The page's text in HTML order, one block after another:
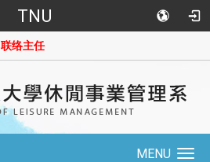
TNU
联络主任
MENU